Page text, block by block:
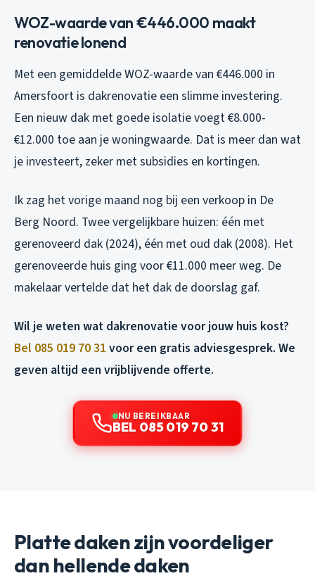
WOZ-waarde van €446.000 maakt
renovatie lonend
Met een gemiddelde WOZ-waarde van €446.000 in
Amersfoort is dakrenovatie een slimme investering.
Een nieuw dak met goede isolatie voegt €8.000-
€12.000 toe aan je woningwaarde. Dat is meer dan wat
je investeert, zeker met subsidies en kortingen.
Ik zag het vorige maand nog bij een verkoop in De
Berg Noord. Twee vergelijkbare huizen: één met
gerenoveerd dak (2024), één met oud dak (2008). Het
gerenoveerde huis ging voor €11.000 meer weg. De
makelaar vertelde dat het dak de doorslag gaf.
Wil je weten wat dakrenovatie voor jouw huis kost?
Bel 085 019 70 31 voor een gratis adviesgesprek. We
geven altijd een vrijblijvende offerte.
NU BEREIKBAAR
BEL 085 019 70 31
Platte daken zijn voordeliger
dan hellende daken